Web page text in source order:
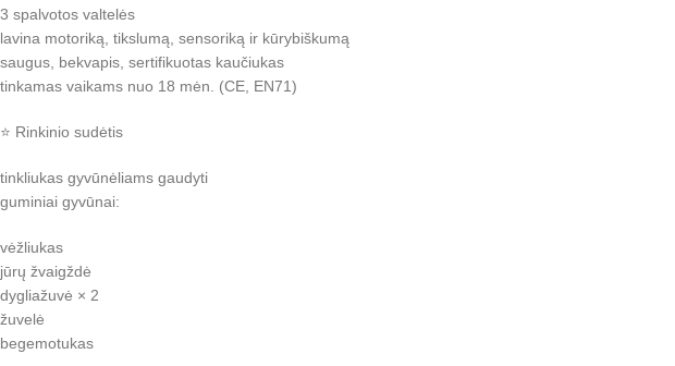
3 spalvotos valtelės
lavina motoriką, tikslumą, sensoriką ir kūrybiškumą
saugus, bekvapis, sertifikuotas kaučiukas
tinkamas vaikams nuo 18 mėn. (CE, EN71)
⭐ Rinkinio sudėtis
tinkliukas gyvūnėliams gaudyti
guminiai gyvūnai:
vėžliukas
jūrų žvaigždė
dygliažuvė × 2
žuvelė
begemotukas